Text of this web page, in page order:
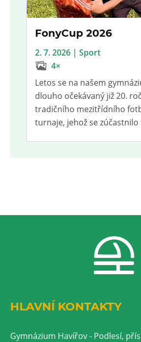
FonyCup 2026
2. 7. 2026 | Sport
4×
Letos se na našem
dlouho očekávaný již 20.
tradičního mezitřídního
turnaje, jehož se
HLAVNÍ KONTAKTY
Gymnázium Havířov - Podlesí,